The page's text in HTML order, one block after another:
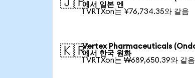
에서 일본 엔
1 VRTXon는 ¥76,734.35와 같음
🇰🇷Vertex Pharmaceuticals
에서 한국 원화
1 VRTXon는 ₩689,650.39와 같음